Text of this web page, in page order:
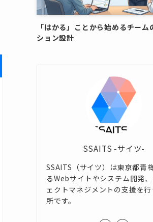
「はかる」ことから始めるチーム
ション設計
SSAITS -サイツ-
SSAITS（サイツ）は東京都青
るWebサイトやシステム開発
ェクトマネジメントの支援を
所です。